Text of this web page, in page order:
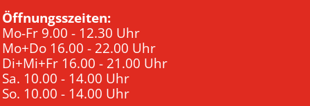
Öffnungsszeiten:
Mo-Fr 9.00 - 12.30 Uhr
Mo+Do 16.00 - 22.00 Uhr
Di+Mi+Fr 16.00 - 21.00 Uhr
Sa. 10.00 - 14.00 Uhr
So. 10.00 - 14.00 Uhr